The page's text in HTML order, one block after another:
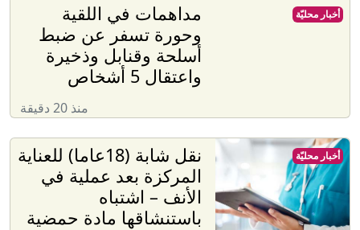
مداهمات في اللقية
وحورة تسفر عن ضبط
أسلحة وقنابل وذخيرة
واعتقال 5 أشخاص
منذ 20 دقيقة
أخبار محليّة
نقل شابة (18عاما) للعناية
المركزة بعد عملية في
الأنف – اشتباه
باستنشاقها مادة حمضية
أخبار محليّة